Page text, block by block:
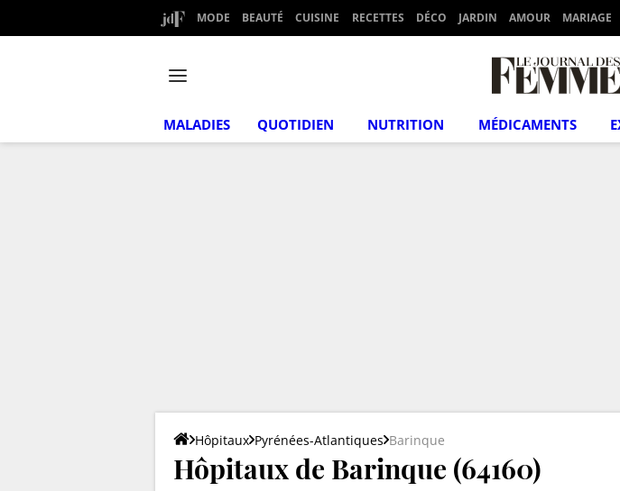
MODE BEAUTÉ CUISINE RECETTES DÉCO JARDIN AMOUR MARIAGE
MALADIES QUOTIDIEN NUTRITION MÉDICAMENTS
Hôpitaux Pyrénées-Atlantiques Barinque
Hôpitaux de Barinque (64160)